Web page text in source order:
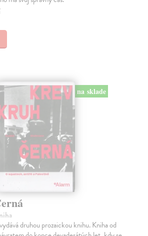
na sklade
druhou prozaickou knihu. Kniha od